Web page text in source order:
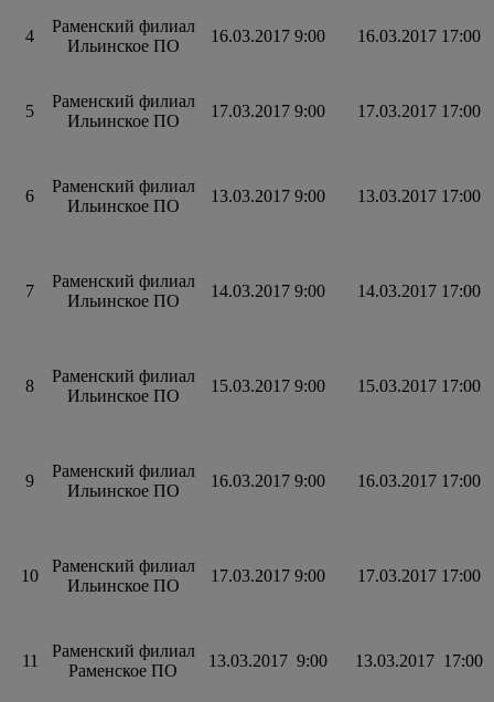
4
Раменский филиал
Ильинское ПО
16.03.2017 9:00 16.03.2017 17:00
5
Раменский филиал
Ильинское ПО
17.03.2017 9:00 17.03.2017 17:00
6
Раменский филиал
Ильинское ПО
13.03.2017 9:00 13.03.2017 17:00
7
Раменский филиал
Ильинское ПО
14.03.2017 9:00 14.03.2017 17:00
8
Раменский филиал
Ильинское ПО
15.03.2017 9:00 15.03.2017 17:00
9
Раменский филиал
Ильинское ПО
16.03.2017 9:00 16.03.2017 17:00
10
Раменский филиал
Ильинское ПО
17.03.2017 9:00 17.03.2017 17:00
11
Раменский филиал
Раменское ПО
13.03.2017 9:00 13.03.2017 17:00